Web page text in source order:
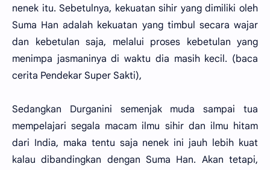
nenek itu. Sebetulnya, kekuatan sihir yang dimiliki oleh
Suma Han adalah kekuatan yang timbul secara wajar
dan kebetulan saja, melalui proses kebetulan yang
menimpa jasmaninya di waktu dia masih kecil. (baca
cerita Pendekar Super Sakti),
Sedangkan Durganini semenjak muda sampai tua
mempelajari segala macam ilmu sihir dan ilmu hitam
dari India, maka tentu saja nenek ini jauh lebih kuat
kalau dibandingkan dengan Suma Han. Akan tetapi,